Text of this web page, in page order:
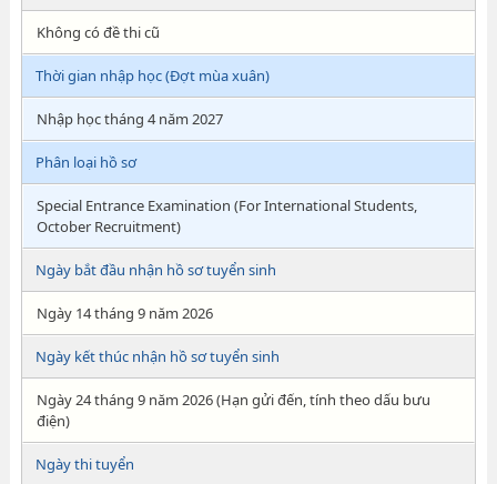
Không có đề thi cũ
Thời gian nhập học (Đợt mùa xuân)
Nhập học tháng 4 năm 2027
Phân loại hồ sơ
Special Entrance Examination (For International Students,
October Recruitment)
Ngày bắt đầu nhận hồ sơ tuyển sinh
Ngày 14 tháng 9 năm 2026
Ngày kết thúc nhận hồ sơ tuyển sinh
Ngày 24 tháng 9 năm 2026 (Hạn gửi đến, tính theo dấu bưu
điện)
Ngày thi tuyển